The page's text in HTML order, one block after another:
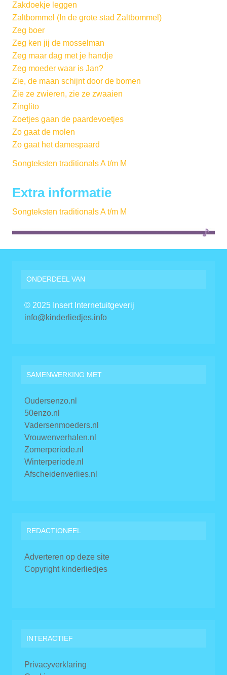
Zakdoekje leggen
Zaltbommel (In de grote stad Zaltbommel)
Zeg boer
Zeg ken jij de mosselman
Zeg maar dag met je handje
Zeg moeder waar is Jan?
Zie, de maan schijnt door de bomen
Zie ze zwieren, zie ze zwaaien
Zinglito
Zoetjes gaan de paardevoetjes
Zo gaat de molen
Zo gaat het damespaard
Songteksten traditionals A t/m M
Extra informatie
Songteksten traditionals A t/m M
ONDERDEEL VAN
© 2025 Insert Internetuitgeverij
info@kinderliedjes.info
SAMENWERKING MET
Oudersenzo.nl
50enzo.nl
Vadersenmoeders.nl
Vrouwenverhalen.nl
Zomerperiode.nl
Winterperiode.nl
Afscheidenverlies.nl
REDACTIONEEL
Adverteren op deze site
Copyright kinderliedjes
INTERACTIEF
Privacyverklaring